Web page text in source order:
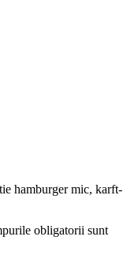
hamburger mic, karft-
obligatorii sunt